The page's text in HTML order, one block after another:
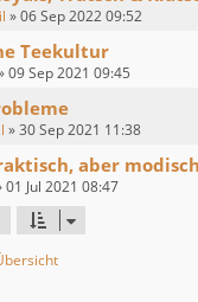
»06 Sep 2022 09:52
Teekultur
09 Sep 2021 09:45
»30 Sep 2021 11:38
aber
01 Jul 2021 08:47